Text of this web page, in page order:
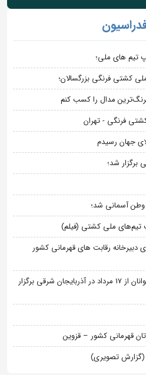
کشتی فرنگی بزرگسالان؛
مدال را کسب کنم
کشتی فرنگی - تهران
جهان رسیدم
شد؛
وطن آسمانی شد؛
تیم‌های ملی کشتی (فیلم)
دبیرخانه رقابت های قهرمانی کشور
اردوی تیم ملی کشتی ساحلی نوجوانان از 17 مرداد در آذربایجان شرقی برگزار
قهرمانی کشور – قزوین
(گزارش تصویری)